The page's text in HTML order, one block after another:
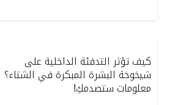
كيف تؤثر التدفئة الداخلية على
شيخوخة البشرة المبكرة في الشتاء؟
معلومات ستصدمكِ!